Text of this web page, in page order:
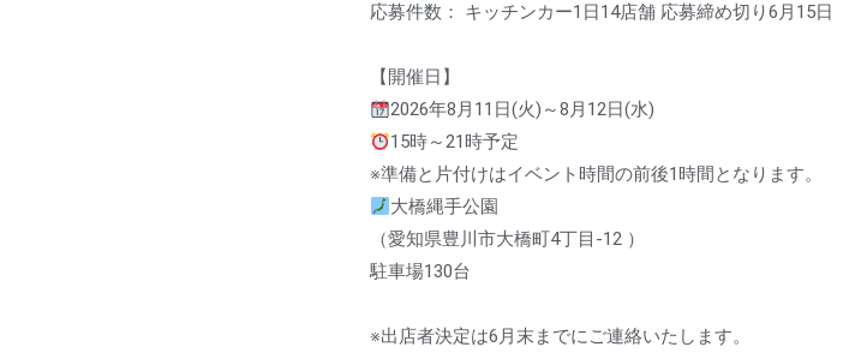
応募件数： キッチンカー1日14店舗 応募締め切り6月15日
【開催日】
2026年8月11日(火)～8月12日(水)
15時～21時予定
※準備と片付けはイベント時間の前後1時間となります。
大橋縄手公園
（愛知県豊川市大橋町4丁目-12 ）
駐車場130台
※出店者決定は6月末までにご連絡いたします。